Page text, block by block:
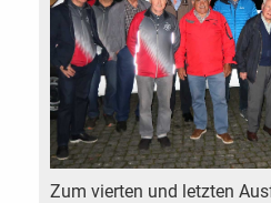
Zum vierten und letzten